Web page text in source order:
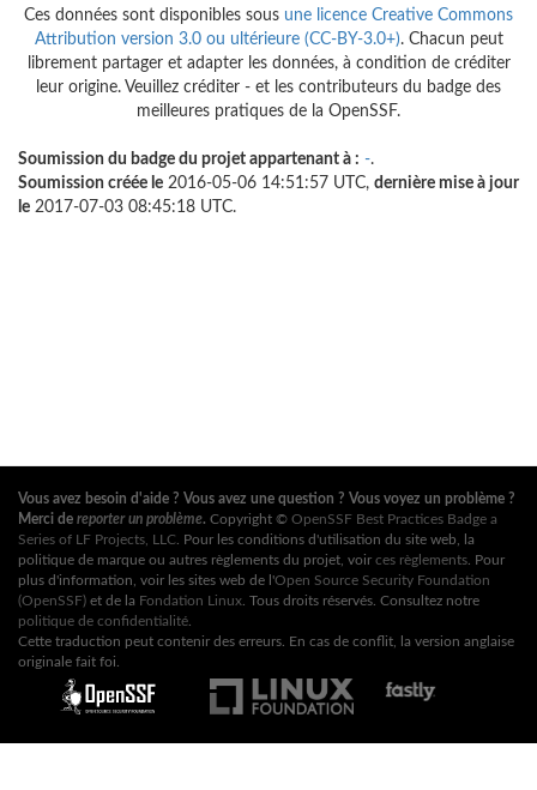
Ces données sont disponibles sous une licence Creative Commons
Attribution version 3.0 ou ultérieure (CC-BY-3.0+). Chacun peut
librement partager et adapter les données, à condition de créditer
leur origine. Veuillez créditer - et les contributeurs du badge des
meilleures pratiques de la OpenSSF.
Soumission du badge du projet appartenant à : -.
Soumission créée le 2016-05-06 14:51:57 UTC, dernière mise à jour
le 2017-07-03 08:45:18 UTC.
Vous avez besoin d'aide ? Vous avez une question ? Vous voyez un problème ?
Merci de reporter un problème. Copyright © OpenSSF Best Practices Badge a
Series of LF Projects, LLC . Pour les conditions d'utilisation du site web, la
politique de marque ou autres règlements du projet, voir ces règlements . Pour
plus d'information, voir les sites web de l'Open Source Security Foundation
(OpenSSF) et de la Fondation Linux . Tous droits réservés. Consultez notre
politique de confidentialité
Cette traduction peut contenir des erreurs. En cas de conflit, la version anglaise
originale fait foi.